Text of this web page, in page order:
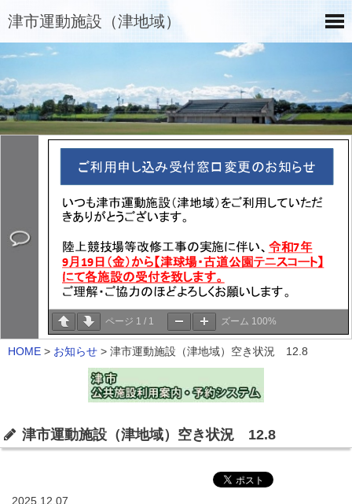
津市運動施設（津地域）
ページ 1 / 1 ズーム 100%
HOME > お知らせ > 津市運動施設（津地域）空き状況 12.8
津市運動施設（津地域）空き状況 12.8
2025.12.07